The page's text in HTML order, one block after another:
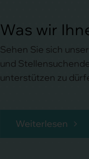
Was wir
Sehen Sie sich
und
unterstützen zu
Weiterlesen